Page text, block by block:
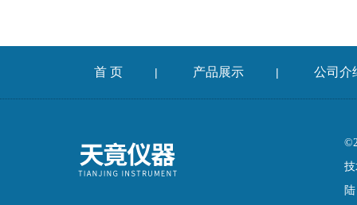
首 页 | 产品展示 | 公司介
陆